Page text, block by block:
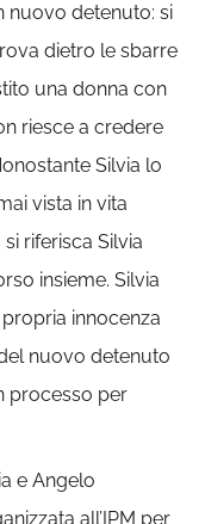
nuovo detenuto: si
dietro le sbarre
una donna con
riesce a credere
Silvia lo
vista in vita
riferisca Silvia
insieme. Silvia
innocenza
nuovo detenuto
processo per
e Angelo
all’IPM per